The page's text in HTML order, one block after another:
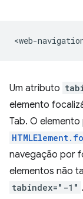
Um atributo
elemento
Tab. O
navegação por
elementos não
tabindex="-1"